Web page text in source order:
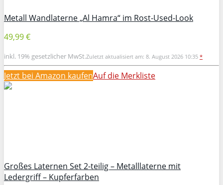
Metall Wandlaterne „Al Hamra“ im Rost-Used-Look
49,99 €
inkl. 19% gesetzlicher MwSt.Zuletzt aktualisiert am: 8. August 2026 10:35 *
Jetzt bei Amazon kaufenAuf die Merkliste
Großes Laternen Set 2-teilig – Metalllaterne mit
Ledergriff – Kupferfarben